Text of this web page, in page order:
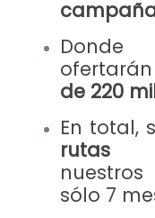
de 220
En total,
rutas
sólo 7